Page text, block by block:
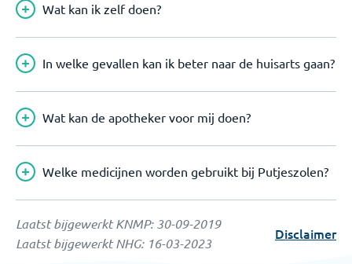
Wat kan ik zelf doen?
In welke gevallen kan ik beter naar de huisarts gaan?
Wat kan de apotheker voor mij doen?
Welke medicijnen worden gebruikt bij Putjeszolen?
Laatst bijgewerkt KNMP:30-09-2019
Laatst bijgewerkt NHG: 16-03-2023
Disclaimer